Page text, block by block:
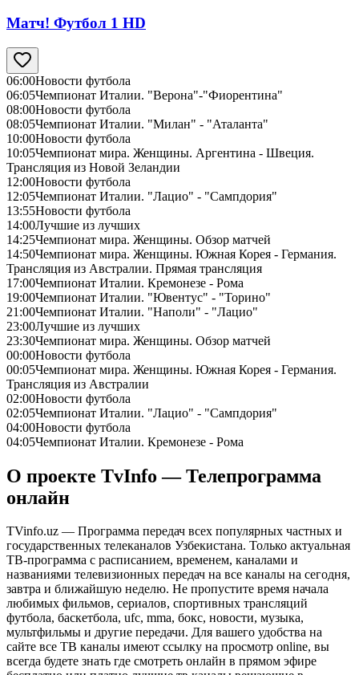
Матч! Футбол 1 HD
06:00Новости футбола
06:05Чемпионат Италии. "Верона"-"Фиорентина"
08:00Новости футбола
08:05Чемпионат Италии. "Милан" - "Аталанта"
10:00Новости футбола
10:05Чемпионат мира. Женщины. Аргентина - Швеция.
Трансляция из Новой Зеландии
12:00Новости футбола
12:05Чемпионат Италии. "Лацио" - "Сампдория"
13:55Новости футбола
14:00Лучшие из лучших
14:25Чемпионат мира. Женщины. Обзор матчей
14:50Чемпионат мира. Женщины. Южная Корея - Германия.
Трансляция из Австралии. Прямая трансляция
17:00Чемпионат Италии. Кремонезе - Рома
19:00Чемпионат Италии. "Ювентус" - "Торино"
21:00Чемпионат Италии. "Наполи" - "Лацио"
23:00Лучшие из лучших
23:30Чемпионат мира. Женщины. Обзор матчей
00:00Новости футбола
00:05Чемпионат мира. Женщины. Южная Корея - Германия.
Трансляция из Австралии
02:00Новости футбола
02:05Чемпионат Италии. "Лацио" - "Сампдория"
04:00Новости футбола
04:05Чемпионат Италии. Кремонезе - Рома
О проекте TvInfo — Телепрограмма
онлайн
TVinfo.uz — Программа передач всех популярных частных и
государственных телеканалов Узбекистана. Только актуальная
ТВ-программа с расписанием, временем, каналами и
названиями телевизионных передач на все каналы на сегодня,
завтра и ближайшую неделю. Не пропустите время начала
любимых фильмов, сериалов, спортивных трансляций
футбола, баскетбола, ufc, mma, бокс, новости, музыка,
мультфильмы и другие передачи. Для вашего удобства на
сайте все ТВ каналы имеют ссылку на просмотр online, вы
всегда будете знать где смотреть онлайн в прямом эфире